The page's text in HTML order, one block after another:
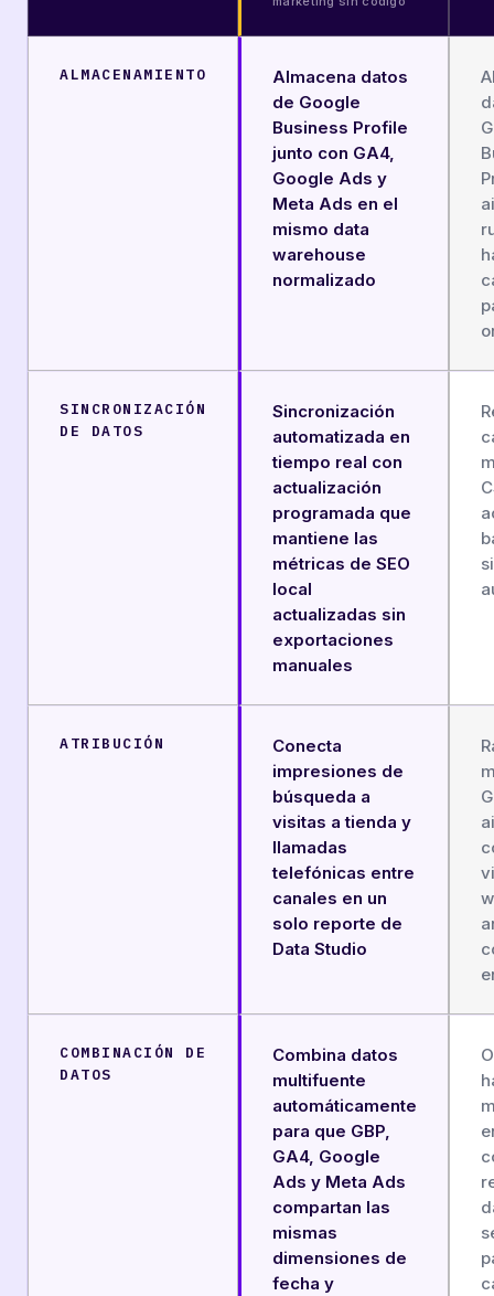
ALMACENAMIENTO
Almacena datos
de Google
Business Profile
junto con GA4,
Google Ads y
Meta Ads en el
mismo data
warehouse
normalizado
SINCRONIZACIÓN
DE DATOS
Sincronización
automatizada en
tiempo real con
actualización
programada que
mantiene las
métricas de SEO
local
actualizadas sin
exportaciones
manuales
ATRIBUCIÓN
Conecta
impresiones de
búsqueda a
visitas a tienda y
llamadas
telefónicas entre
canales en un
solo reporte de
Data Studio
COMBINACIÓN DE
DATOS
Combina datos
multifuente
automáticamente
para que GBP,
GA4, Google
Ads y Meta Ads
compartan las
mismas
dimensiones de
fecha y